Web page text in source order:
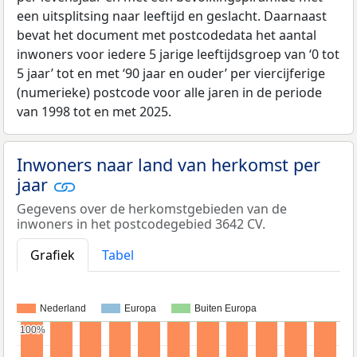
een uitsplitsing naar leeftijd en geslacht. Daarnaast
bevat het document met postcodedata het aantal
inwoners voor iedere 5 jarige leeftijdsgroep van ‘0 tot
5 jaar’ tot en met ‘90 jaar en ouder’ per viercijferige
(numerieke) postcode voor alle jaren in de periode
van 1998 tot en met 2025.
Inwoners naar land van herkomst per
jaar
Gegevens over de herkomstgebieden van de
inwoners in het postcodegebied 3642 CV.
Grafiek
Tabel
Nederland Europa
Buiten Europa
100%
100%